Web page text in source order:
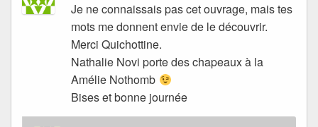
Je ne connaissais pas cet ouvrage, mais tes
mots me donnent envie de le découvrir.
Merci Quichottine.
Nathalie Novi porte des chapeaux à la
Amélie Nothomb
Bises et bonne journée